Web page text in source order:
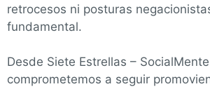
retrocesos ni posturas
fundamental.
Desde Siete Estrellas – SocialMente
comprometemos a seguir